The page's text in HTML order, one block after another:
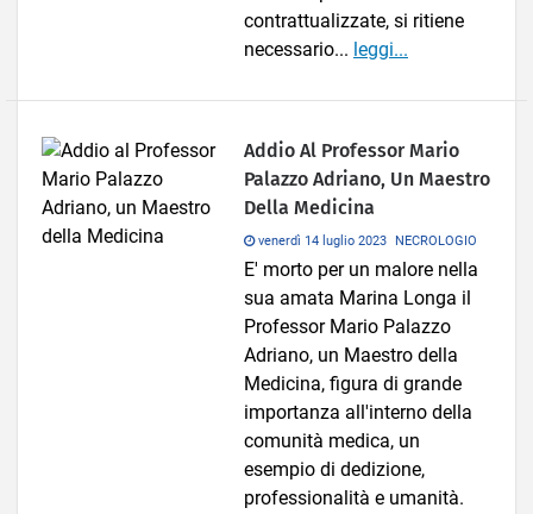
contrattualizzate, si ritiene
necessario... leggi...
Addio Al Professor Mario
Palazzo Adriano, Un Maestro
Della Medicina
venerdì 14 luglio 2023 NECROLOGIO
E' morto per un malore nella
sua amata Marina Longa il
Professor Mario Palazzo
Adriano, un Maestro della
Medicina, figura di grande
importanza all'interno della
comunità medica, un
esempio di dedizione,
professionalità e umanità.